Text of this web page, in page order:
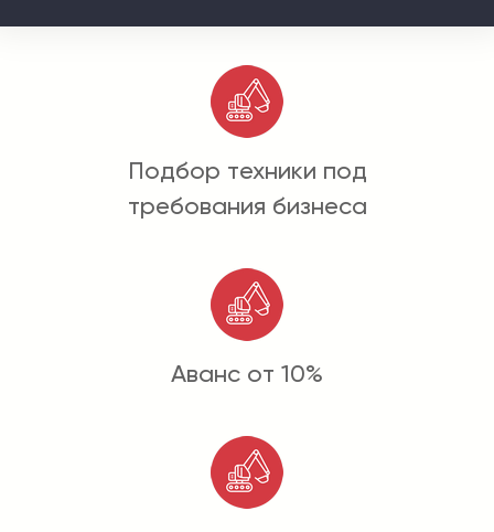
Подбор техники под
требования бизнеса
Аванс от 10%